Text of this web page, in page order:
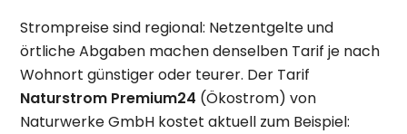
Strompreise sind regional: Netzentgelte und
örtliche Abgaben machen denselben Tarif je nach
Wohnort günstiger oder teurer. Der Tarif
Naturstrom Premium24 (Ökostrom) von
Naturwerke GmbH kostet aktuell zum Beispiel: